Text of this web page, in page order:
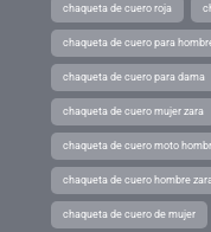
chaqueta de cuero roja
chaqueta de cuero para
chaqueta de cuero para dama
chaqueta de cuero mujer zara
chaqueta de cuero moto
chaqueta de cuero hombre
chaqueta de cuero de mujer